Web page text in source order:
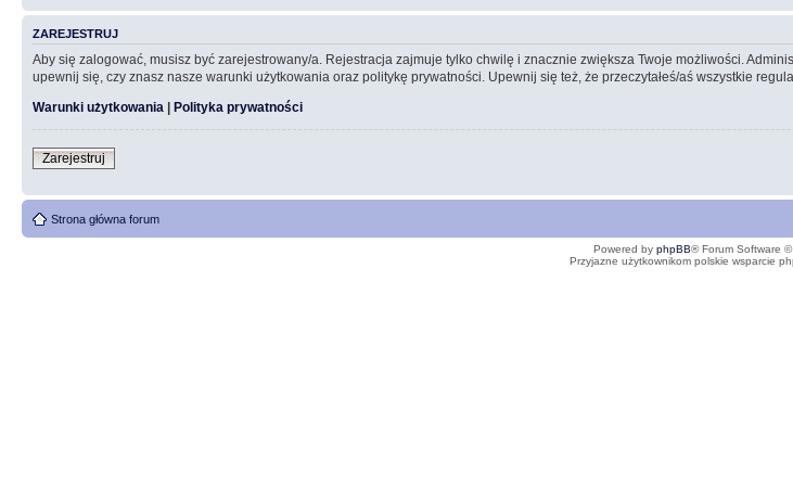
ZAREJESTRUJ
Aby się zalogować, musisz być zarejestrowany/a. Rejestracja zajmuje tylko chwilę i znacznie zwiększa Twoje możliwości.
upewnij się, czy znasz nasze warunki użytkowania oraz politykę prywatności. Upewnij się też, że przeczytałeś/aś wszystkie
Warunki użytkowania | Polityka prywatności
Zarejestruj
Strona główna forum
Powered by phpBB® Forum Software
Przyjazne użytkownikom polskie wsparcie